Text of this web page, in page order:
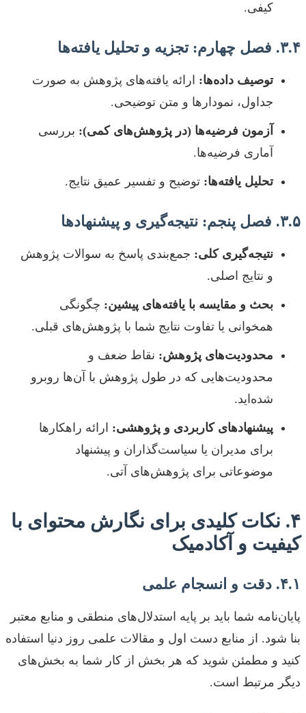
کیفی.
۳.۴. فصل چهارم: تجزیه و تحلیل یافته‌ها
توصیف داده‌ها: ارائه یافته‌های پژوهش به صورت
جداول، نمودارها و متن توضیحی.
آزمون فرضیه‌ها (در پژوهش‌های کمی): بررسی
آماری فرضیه‌ها.
تحلیل یافته‌ها: توضیح و تفسیر عمیق نتایج.
۳.۵. فصل پنجم: نتیجه‌گیری و پیشنهادها
نتیجه‌گیری کلی: جمع‌بندی پاسخ به سوالات پژوهش
و نتایج اصلی.
بحث و مقایسه با یافته‌های پیشین: چگونگی
همخوانی یا تفاوت نتایج شما با پژوهش‌های قبلی.
محدودیت‌های پژوهش: نقاط ضعف و
محدودیت‌هایی که در طول پژوهش با آن‌ها روبرو
شده‌اید.
پیشنهادهای کاربردی و پژوهشی: ارائه راهکارها
برای مدیران یا سیاست‌گذاران و پیشنهاد
موضوعاتی برای پژوهش‌های آتی.
۴. نکات کلیدی برای نگارش محتوای با
کیفیت و آکادمیک
۴.۱. دقت و انسجام علمی
پایان‌نامه شما باید بر پایه استدلال‌های منطقی و منابع معتبر
بنا شود. از منابع دست اول و مقالات علمی روز دنیا استفاده
کنید و مطمئن شوید که هر بخش از کار شما به بخش‌های
دیگر مرتبط است.